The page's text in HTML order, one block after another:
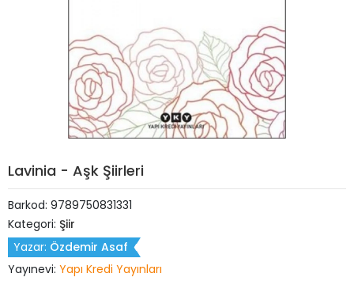
Lavinia - Aşk Şiirleri
Barkod: 9789750831331
Kategori: Şiir
Yazar: Özdemir Asaf
Yayınevi: Yapı Kredi Yayınları